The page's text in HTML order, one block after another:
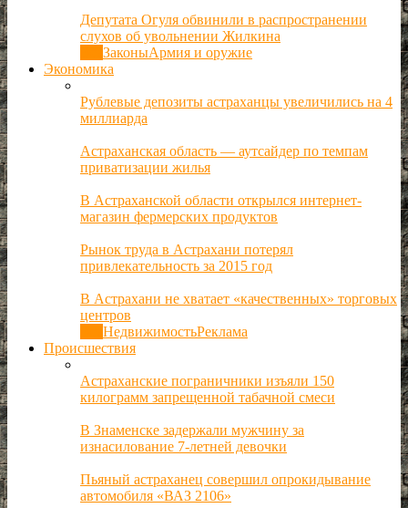
Депутата Огуля обвинили в распространении
слухов об увольнении Жилкина
ЗаконыАрмия и оружие
Экономика
Рублевые депозиты астраханцы увеличились на 4
миллиарда
Астраханская область — аутсайдер по темпам
приватизации жилья
В Астраханской области открылся интернет-
магазин фермерских продуктов
Рынок труда в Астрахани потерял
привлекательность за 2015 год
В Астрахани не хватает «качественных» торговых
центров
НедвижимостьРеклама
Происшествия
Астраханские пограничники изъяли 150
килограмм запрещенной табачной смеси
В Знаменске задержали мужчину за
изнасилование 7-летней девочки
Пьяный астраханец совершил опрокидывание
автомобиля «ВАЗ 2106»